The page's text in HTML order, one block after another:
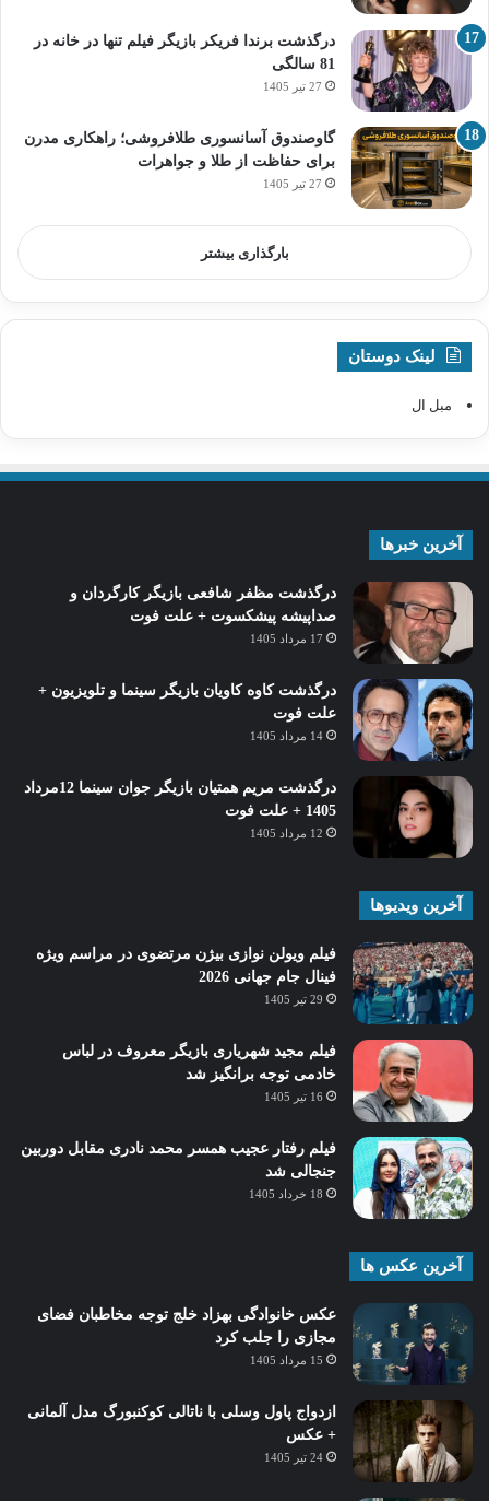
درگذشت برندا فریکر بازیگر فیلم تنها در خانه در
81 سالگی
27 تیر 1405
گاوصندوق آسانسوری طلافروشی؛ راهکاری مدرن
برای حفاظت از طلا و جواهرات
27 تیر 1405
بارگذاری بیشتر
لینک دوستان
مبل ال
آخرین خبرها
درگذشت مظفر شافعی بازیگر کارگردان و
صداپیشه پیشکسوت + علت فوت
17 مرداد 1405
درگذشت کاوه کاویان بازیگر سینما و تلویزیون +
علت فوت
14 مرداد 1405
درگذشت مریم همتیان بازیگر جوان سینما 12مرداد
1405 + علت فوت
12 مرداد 1405
آخرین ویدیوها
فیلم ویولن نوازی بیژن مرتضوی در مراسم ویژه
فینال جام جهانی 2026
29 تیر 1405
فیلم مجید شهریاری بازیگر معروف در لباس
خادمی توجه برانگیز شد
16 تیر 1405
فیلم رفتار عجیب همسر محمد نادری مقابل دوربین
جنجالی شد
18 خرداد 1405
آخرین عکس ها
عکس خانوادگی بهزاد خلج توجه مخاطبان فضای
مجازی را جلب کرد
15 مرداد 1405
ازدواج پاول وسلی با ناتالی کوکنبورگ مدل آلمانی
+ عکس
24 تیر 1405